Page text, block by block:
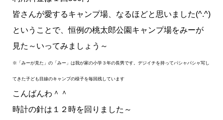
皆さんが愛するキャンプ場、なるほどと思いました(^.^)
ということで、恒例の桃太郎公園キャンプ場をみーが
見た～いってみましょう～
※「みーが見た」の「みー」は我が家の小学３年の長男です。デジイチを持ってパシャパシャ写し
てきた子ども目線のキャンプの様子を毎回残しています
こんばんわ＾＾
時計の針は１２時を回りました～